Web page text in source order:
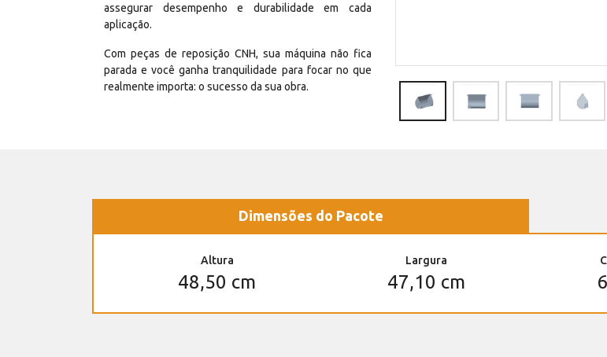
assegurar desempenho e durabilidade em cada
aplicação.
Com peças de reposição CNH, sua máquina não fica
parada e você ganha tranquilidade para focar no que
realmente importa: o sucesso da sua obra.
Dimensões do Pacote
Altura
48,50 cm
Largura
47,10 cm